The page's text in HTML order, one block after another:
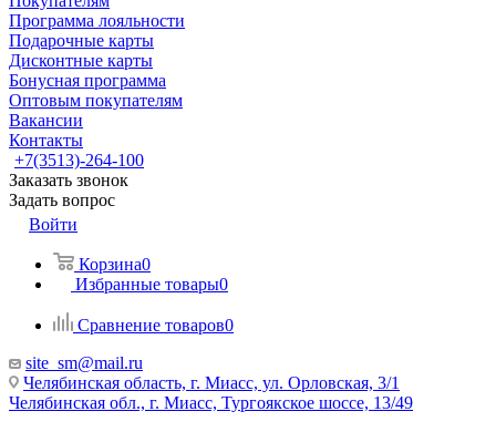
Программа лояльности
Подарочные карты
Дисконтные карты
Бонусная программа
Оптовым покупателям
Вакансии
Контакты
+7(3513)-264-100
Заказать звонок
Задать вопрос
Войти
Корзина0
Избранные товары0
Сравнение товаров0
site_sm@mail.ru
Челябинская область, г. Миасс, ул. Орловская, 3/1
Челябинская обл., г. Миасс, Тургоякское шоссе, 13/49